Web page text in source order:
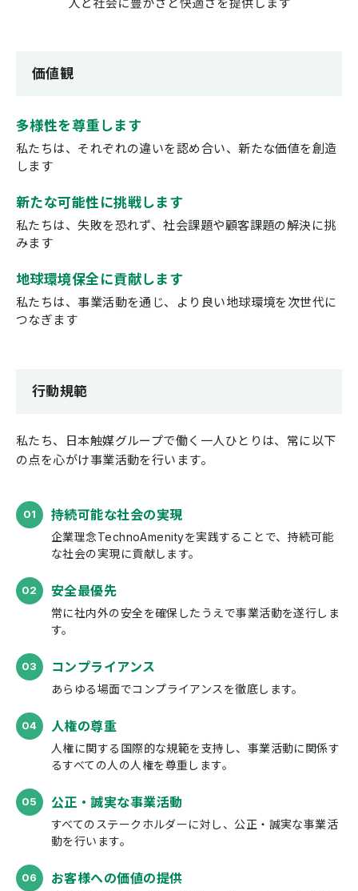
価値観
多様性を尊重します
私たちは、それぞれの違いを認め合い、新たな価値を創造
します
新たな可能性に挑戦します
私たちは、失敗を恐れず、社会課題や顧客課題の解決に挑
みます
地球環境保全に貢献します
私たちは、事業活動を通じ、より良い地球環境を次世代に
つなぎます
行動規範
私たち、日本触媒グループで働く一人ひとりは、常に以下
の点を心がけ事業活動を行います。
持続可能な社会の実現
企業理念TechnoAmenityを実践することで、持続可能
な社会の実現に貢献します。
安全最優先
常に社内外の安全を確保したうえで事業活動を遂行しま
す。
コンプライアンス
あらゆる場⾯でコンプライアンスを徹底します。
⼈権の尊重
⼈権に関する国際的な規範を⽀持し、 事業活動に関係す
るすべての⼈の⼈権を尊重します。
公正・誠実な事業活動
すべてのステークホルダーに対し、 公正・誠実な事業活
動を行います。
お客様への価値の提供